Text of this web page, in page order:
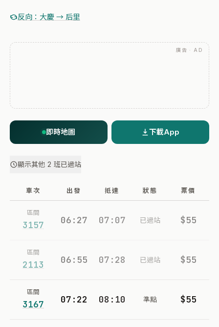
反向：大慶 → 后里
廣告 · AD
即時地圖 下載App
顯示其他 2 班已過站
車次 出發 抵達 狀態 票價
區間
3157 06:27 07:07 已過站 $55
區間
2113 06:55 07:28 已過站 $55
區間
3167 07:22 08:10 準點 $55